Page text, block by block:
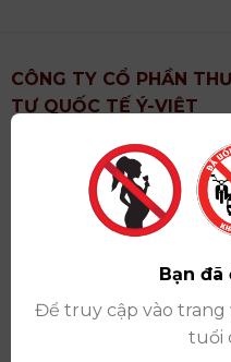
CÔNG TY CỔ PHẦN
TƯ QUỐC TẾ Ý-VIỆT
: Khu 6, Xã Hoài
Showroom: Số 09 Phố
Thành Phố Hà Nội
Giấy ĐKKD số:
Phố Hà Nội cấp lần đầu
thay đổi lần thứ 17 ngày
Giấy phép Phân Phối
Công Thương cấp ngày
Bạn đã
Để truy cập vào trang
tuổi